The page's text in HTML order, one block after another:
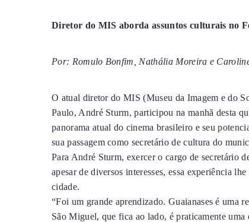
Diretor do MIS aborda assuntos culturais no
Por: Romulo Bonfim, Nathália Moreira e
O atual diretor do MIS (Museu da Imagem e do
Paulo, André Sturm, participou na manhã desta
panorama atual do cinema brasileiro e seu
sua passagem como secretário de cultura do
Para André Sturm, exercer o cargo de secretário
apesar de diversos interesses, essa experiência
cidade.
“Foi um grande aprendizado. Guaianases é uma
São Miguel, que fica ao lado, é praticamente